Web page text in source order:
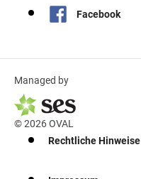
Facebook
Managed by
© 2026 OVAL
Rechtliche Hinweise